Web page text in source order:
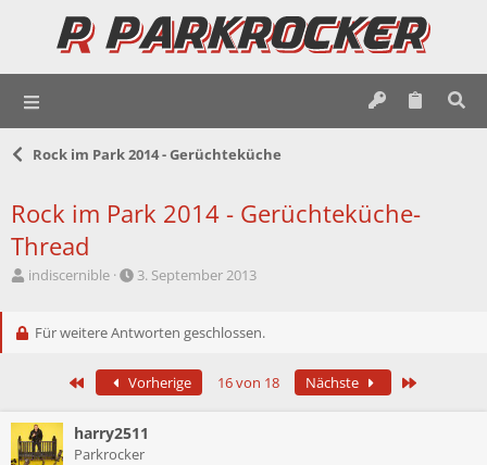
Rock im Park 2014 - Gerüchteküche
Rock im Park 2014 - Gerüchteküche-
Thread
E
t
r
indiscernible
E
t
l
l
a
m
3. September 2013
Für weitere Antworten geschlossen.
Erste Vorherige 16 von 18 Nächste
harry2511
Parkrocker